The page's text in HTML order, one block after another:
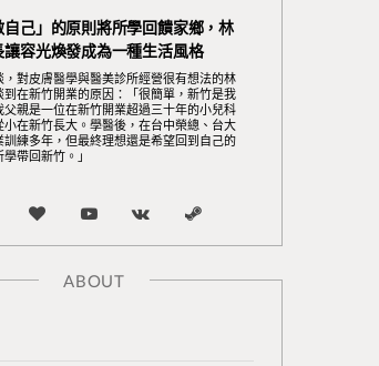
己」的原則將所學回饋家鄉，林
容光煥發成為一種生活風格
，對皮膚醫學與醫美診所經營很有想法的林
到在新竹開業的原因：「很簡單，新竹是我
父親是一位在新竹開業超過三十年的小兒科
小在新竹長大。學醫後，在台中榮總、台大
訓練多年，但最終理想還是希望回到自己的
帶回新竹。」
B
l
Y
o
u
V
K
S
t
ABOUT